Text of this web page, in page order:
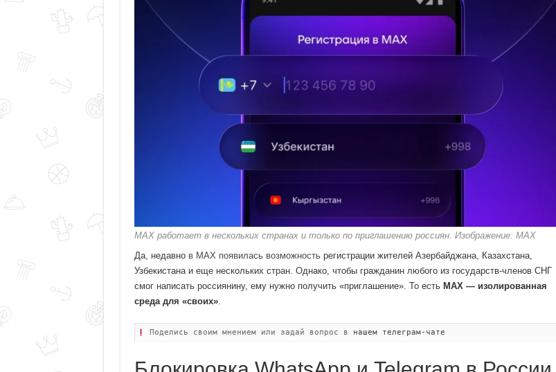
MAX работает в нескольких странах и только по приглашению россиян. Изображение: MAX
Да, недавно в MAX появилась возможностьрегистрации жителей Азербайджана, Казахстана,
Узбекистана и еще нескольких стран. Однако, чтобы гражданин любого из государств-членов СНГ
смог написать россиянину, ему нужно получить «приглашение». То есть MAX — изолированная
среда для «своих».
Поделись своим мнением или задай вопрос в нашем телеграм-чате